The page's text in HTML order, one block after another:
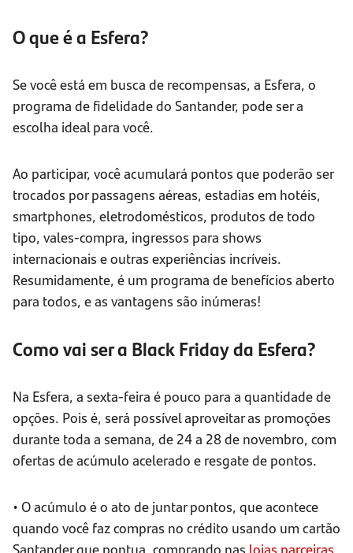
O que é a Esfera?
Se você está em busca de recompensas, a Esfera, o
programa de fidelidade do Santander, pode ser a
escolha ideal para você.
Ao participar, você acumulará pontos que poderão ser
trocados por passagens aéreas, estadias em hotéis,
smartphones, eletrodomésticos, produtos de todo
tipo, vales-compra, ingressos para shows
internacionais e outras experiências incríveis.
Resumidamente, é um programa de benefícios aberto
para todos, e as vantagens são inúmeras!
Como vai ser a Black Friday da Esfera?
Na Esfera, a sexta-feira é pouco para a quantidade de
opções. Pois é, será possível aproveitar as promoções
durante toda a semana, de 24 a 28 de novembro, com
ofertas de acúmulo acelerado e resgate de pontos.
• O acúmulo é o ato de juntar pontos, que acontece
quando você faz compras no crédito usando um cartão
Santander que pontua, comprando nas lojas parceiras